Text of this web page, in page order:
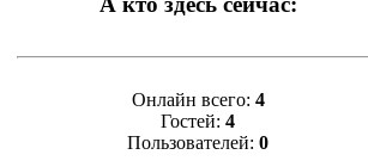
Онлайн всего: 4
Гостей: 4
Пользователей: 0